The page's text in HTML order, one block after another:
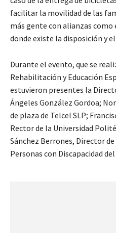
facilitar la movilidad de las
más gente con alianzas como
donde existe la disposición y
Durante el evento, que se
Rehabilitación y Educación
estuvieron presentes la
Ángeles González Gordoa;
de plaza de Telcel SLP;
Rector de la Universidad
Sánchez Berrones, Director
Personas con Discapacidad del